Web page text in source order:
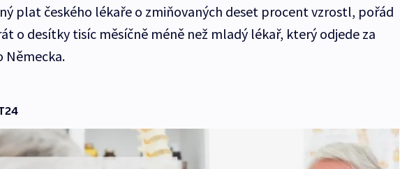
plat českého lékaře o zmiňovaných deset procent vzrostl, pořád
o desítky tisíc měsíčně méně než mladý lékař, který odjede za
Německa.